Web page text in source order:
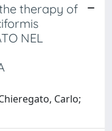
therapy of
NEL
Carlo;